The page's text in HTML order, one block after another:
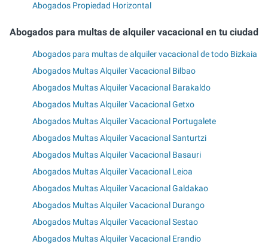
Abogados Propiedad Horizontal
Abogados para multas de alquiler vacacional en tu ciudad
Abogados para multas de alquiler vacacional de todo Bizkaia
Abogados Multas Alquiler Vacacional Bilbao
Abogados Multas Alquiler Vacacional Barakaldo
Abogados Multas Alquiler Vacacional Getxo
Abogados Multas Alquiler Vacacional Portugalete
Abogados Multas Alquiler Vacacional Santurtzi
Abogados Multas Alquiler Vacacional Basauri
Abogados Multas Alquiler Vacacional Leioa
Abogados Multas Alquiler Vacacional Galdakao
Abogados Multas Alquiler Vacacional Durango
Abogados Multas Alquiler Vacacional Sestao
Abogados Multas Alquiler Vacacional Erandio